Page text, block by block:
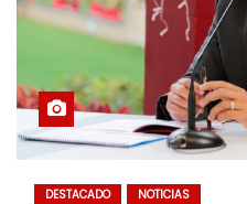
DESTACADO NOTICIAS